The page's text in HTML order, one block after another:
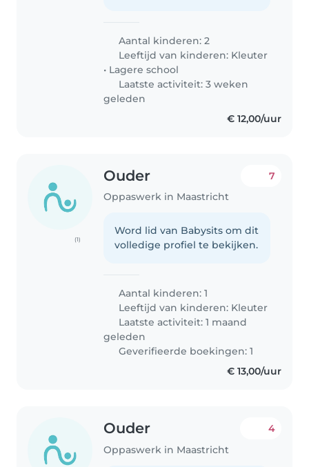
Aantal kinderen: 2
Leeftijd van kinderen: Kleuter
• Lagere school
Laatste activiteit: 3 weken
geleden
€ 12,00/uur
(1)
Ouder
Oppaswerk in Maastricht
7
Word lid van Babysits om dit
volledige profiel te bekijken.
Aantal kinderen: 1
Leeftijd van kinderen: Kleuter
Laatste activiteit: 1 maand
geleden
Geverifieerde boekingen: 1
€ 13,00/uur
Ouder
Oppaswerk in Maastricht
4